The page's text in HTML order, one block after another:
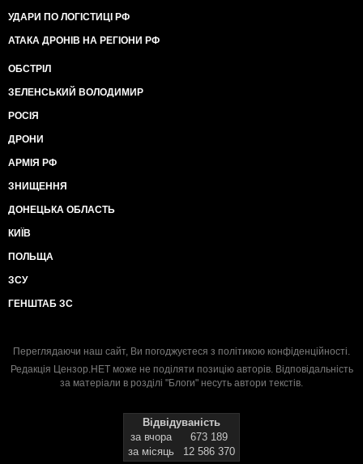
УДАРИ ПО ЛОГІСТИЦІ РФ
АТАКА ДРОНІВ НА РЕГІОНИ РФ
ОБСТРІЛ
ЗЕЛЕНСЬКИЙ ВОЛОДИМИР
РОСІЯ
ДРОНИ
АРМІЯ РФ
ЗНИЩЕННЯ
ДОНЕЦЬКА ОБЛАСТЬ
КИЇВ
ПОЛЬЩА
ЗСУ
ГЕНШТАБ ЗС
Переглядаючи наш сайт, Ви погоджуєтеся з політикою конфіденційності.
Редакція Цензор.НЕТ може не поділяти позицію авторів. Відповідальність
за матеріали в розділі "Блоги" несуть автори текстів.
Відвідуваність
за вчора
673 189
за місяць
12 586 370